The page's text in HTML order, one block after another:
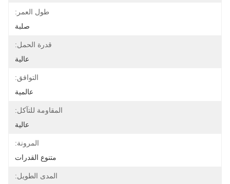
طول العمر:
صلبة
قدرة الحمل:
عالية
التوافق:
عالمية
المقاومة للتآكل:
عالية
المرونة:
متنوع القدرات
المدى الطويل: